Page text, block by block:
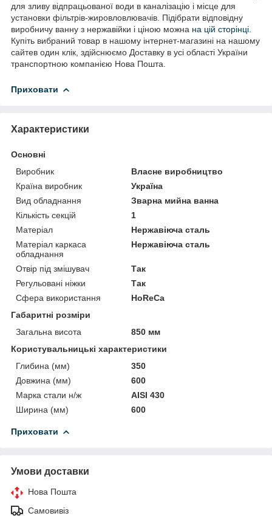
для зливу відпрацьованої води в каналізацію і місце для
установки фільтрів-жировловлювачів. Підібрати відповідну
виробничу ванну з нержавійки і ціною можна на цій сторінці
Купіть вибраний товар в нашому інтернет-магазині на нашому
сайтев один клік, здійснюємо Доставку в усі області України
транспортною компанією Нова Пошта.
Приховати
Характеристики
Основні
Виробник
Власне виробництво
Країна виробник
Україна
Вид обладнання
Зварна мийна ванна
Кількість секцій
1
Матеріал
Нержавіюча сталь
Матеріал каркаса
обладнання
Нержавіюча сталь
Отвір під змішувач
Так
Регульовані ніжки
Так
Сфера використання
HoReCa
Габаритні розміри
Загальна висота
850 мм
Користувальницькі характеристики
Глибина (мм)
350
Довжина (мм)
600
Марка стали н/ж
AISI 430
Ширина (мм)
600
Приховати
Умови доставки
Нова Пошта
Самовивіз